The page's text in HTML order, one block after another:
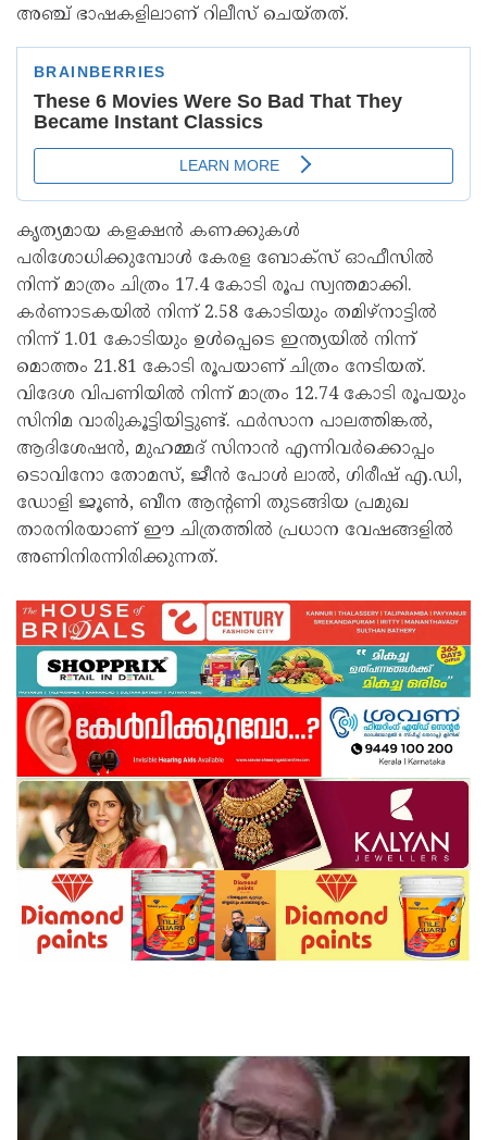
അഞ്ച് ഭാഷകളിലാണ് റിലീസ് ചെയ്തത്.
കൃത്യമായ കളക്ഷൻ കണക്കുകൾ
പരിശോധിക്കുമ്പോൾ കേരള ബോക്‌സ് ഓഫീസിൽ
നിന്ന് മാത്രം ചിത്രം 17.4 കോടി രൂപ സ്വന്തമാക്കി.
കർണാടകയിൽ നിന്ന് 2.58 കോടിയും തമിഴ്‌നാട്ടിൽ
നിന്ന് 1.01 കോടിയും ഉൾപ്പെടെ ഇന്ത്യയിൽ നിന്ന്
മൊത്തം 21.81 കോടി രൂപയാണ് ചിത്രം നേടിയത്.
വിദേശ വിപണിയിൽ നിന്ന് മാത്രം 12.74 കോടി രൂപയും
സിനിമ വാരിുകൂട്ടിയിട്ടുണ്ട്. ഫർസാന പാലത്തിങ്കൽ,
ആദിശേഷൻ, മുഹമ്മദ് സിനാൻ എന്നിവർക്കൊപ്പം
ടൊവിനോ തോമസ്, ജീൻ പോൾ ലാൽ, ഗിരീഷ് എ.ഡി,
ഡോളി ജൂൺ, ബീന ആന്റണി തുടങ്ങിയ പ്രമുഖ
താരനിരയാണ് ഈ ചിത്രത്തിൽ പ്രധാന വേഷങ്ങളിൽ
അണിനിരന്നിരിക്കുന്നത്.